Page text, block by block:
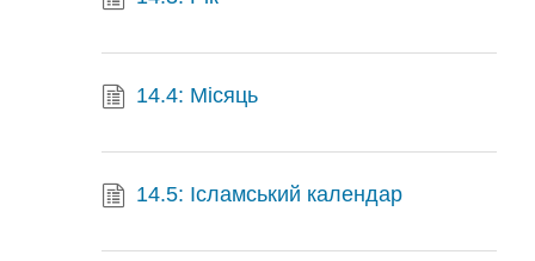
14.4: Місяць
14.5: Ісламський календар